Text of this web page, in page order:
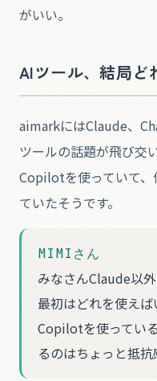
がいい。
AIツール、結局ど
aimarkにはClaude、
ツールの話題が飛び交
Copilotを使っていて、
ていたそうです。
MIMIさん
みなさんClaude以
最初はどれを使え
Copilotを使ってい
るのはちょっと抵抗